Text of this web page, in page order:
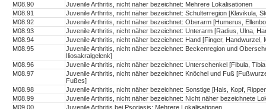
M08.90
Juvenile Arthritis, nicht näher bezeichnet: Mehrere Lokalisationen
M08.91
Juvenile Arthritis, nicht näher bezeichnet: Schulterregion [Klavikula,
M08.92
Juvenile Arthritis, nicht näher bezeichnet: Oberarm [Humerus,
M08.93
Juvenile Arthritis, nicht näher bezeichnet: Unterarm [Radius, Ulna,
M08.94
Juvenile Arthritis, nicht näher bezeichnet: Hand [Finger,
M08.95
Juvenile Arthritis, nicht näher bezeichnet: Beckenregion und
Iliosakralgelenk]
M08.96
Juvenile Arthritis, nicht näher bezeichnet: Unterschenkel [Fibula,
M08.97
Juvenile Arthritis, nicht näher bezeichnet: Knöchel und Fuß
Fußes]
M08.98
Juvenile Arthritis, nicht näher bezeichnet: Sonstige [Hals, Kopf,
M08.99
Juvenile Arthritis, nicht näher bezeichnet: Nicht näher bezeichnete
M09.00
Juvenile Arthritis bei Psoriasis: Mehrere Lokalisationen